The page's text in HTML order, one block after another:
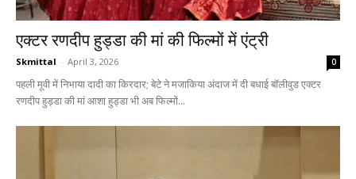
एक्टर रणदीप हुड्डा की मां की फिल्मों में एंट्री
Skmittal - April 3, 2026 0
पहली मूवी में निभाया दादी का किरदार; बेटे ने मजाकिया अंदाज में दी बधाई बॉलीवुड एक्टर
रणदीप हुड्डा की मां आशा हुड्डा भी अब फिल्मों...